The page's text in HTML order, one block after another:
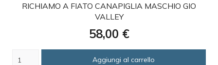
RICHIAMO A FIATO CANAPIGLIA MASCHIO GIO
VALLEY
Prezzo
58,00 €
Aggiungi al carrello